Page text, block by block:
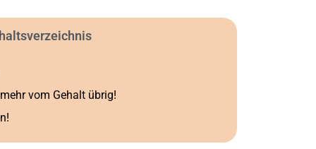
vom Gehalt übrig!